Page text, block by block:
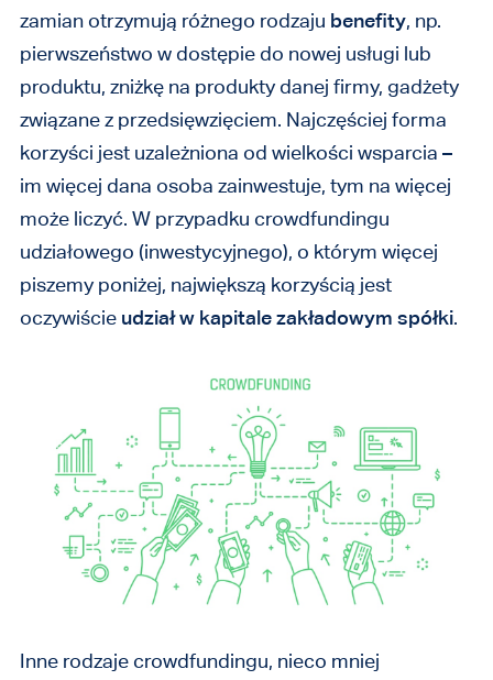
zamian otrzymują różnego rodzaju benefity, np.
pierwszeństwo w dostępie do nowej usługi lub
produktu, zniżkę na produkty danej firmy, gadżety
związane z przedsięwzięciem. Najczęściej forma
korzyści jest uzależniona od wielkości wsparcia –
im więcej dana osoba zainwestuje, tym na więcej
może liczyć. W przypadku crowdfundingu
udziałowego (inwestycyjnego), o którym więcej
piszemy poniżej, największą korzyścią jest
oczywiście udział w kapitale zakładowym spółki.
Inne rodzaje crowdfundingu, nieco mniej